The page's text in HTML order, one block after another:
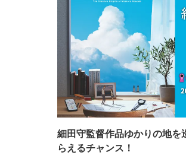
細田守監督作品ゆかりの地を
らえるチャンス！